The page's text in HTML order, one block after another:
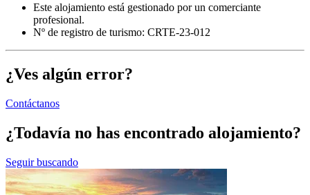
Este alojamiento está gestionado por un comerciante
profesional.
Nº de registro de turismo: CRTE-23-012
¿Ves algún error?
Contáctanos
¿Todavía no has encontrado alojamiento?
Seguir buscando